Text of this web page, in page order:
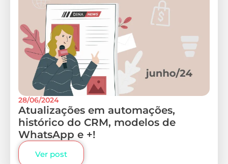
28/06/2024
Atualizações em automações,
histórico do CRM, modelos de
WhatsApp e +!
Ver post